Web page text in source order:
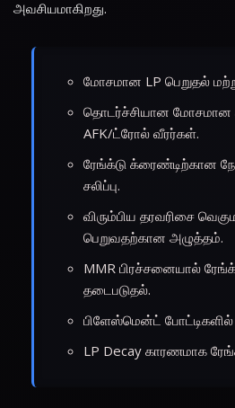
அவசியமாகிறது.
மோசமான LP பெறுதல்
தொடர்ச்சியான மோசமான
AFK/ட்ரோல் வீரர்கள்.
ரேங்க்டு க்ரைண்டிற்கான
சலிப்பு.
விரும்பிய தரவரிசை
பெறுவதற்கான அழுத்தம்.
MMR பிரச்சனையால்
தடைபடுதல்.
பிளேஸ்மென்ட்
LP Decay காரணமாக